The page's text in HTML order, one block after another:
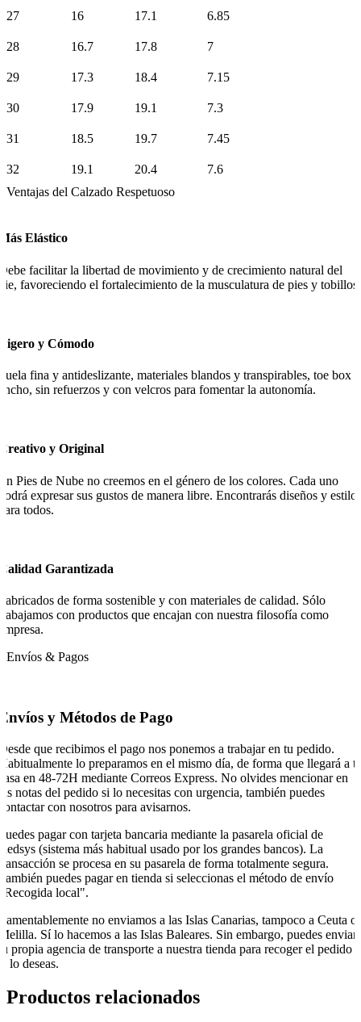
27 16 17.1 6.85
28 16.7 17.8 7
29 17.3 18.4 7.15
30 17.9 19.1 7.3
31 18.5 19.7 7.45
32 19.1 20.4
7.6
Ventajas del Calzado Respetuoso
Elástico
facilitar la libertad de movimiento y de crecimiento natural del
favoreciendo el fortalecimiento de la musculatura de pies y tobillos.
y Cómodo
fina y antideslizante, materiales blandos y transpirables, toe box
sin refuerzos y con velcros para fomentar la autonomía.
y Original
Pies de Nube no creemos en el género de los colores. Cada uno
expresar sus gustos de manera libre. Encontrarás diseños y estilos
todos.
Garantizada
de forma sostenible y con materiales de calidad. Sólo
con productos que encajan con nuestra filosofía como
Envíos & Pagos
y Métodos de Pago
que recibimos el pago nos ponemos a trabajar en tu pedido.
lo preparamos en el mismo día, de forma que llegará a
en 48-72H mediante Correos Express. No olvides mencionar en
notas del pedido si lo necesitas con urgencia, también puedes
con nosotros para avisarnos.
pagar con tarjeta bancaria mediante la pasarela oficial de
(sistema más habitual usado por los grandes bancos). La
se procesa en su pasarela de forma totalmente segura.
puedes pagar en tienda si seleccionas el método de envío
local".
no enviamos a las Islas Canarias, tampoco a Ceuta o
Sí lo hacemos a las Islas Baleares. Sin embargo, puedes enviar
propia agencia de transporte a nuestra tienda para recoger el pedido
lo deseas.
Productos relacionados